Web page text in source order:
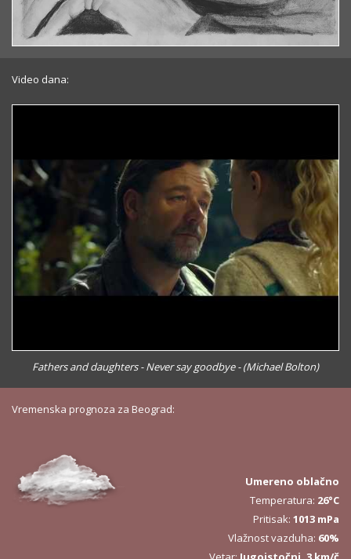
Video dana:
Fathers and daughters - Never say goodbye - (Michael Bolton)
Vremenska prognoza za Beograd:
Umereno oblačno
Temperatura: 26°C
Pritisak: 1013 mPa
Vlažnost vazduha: 60%